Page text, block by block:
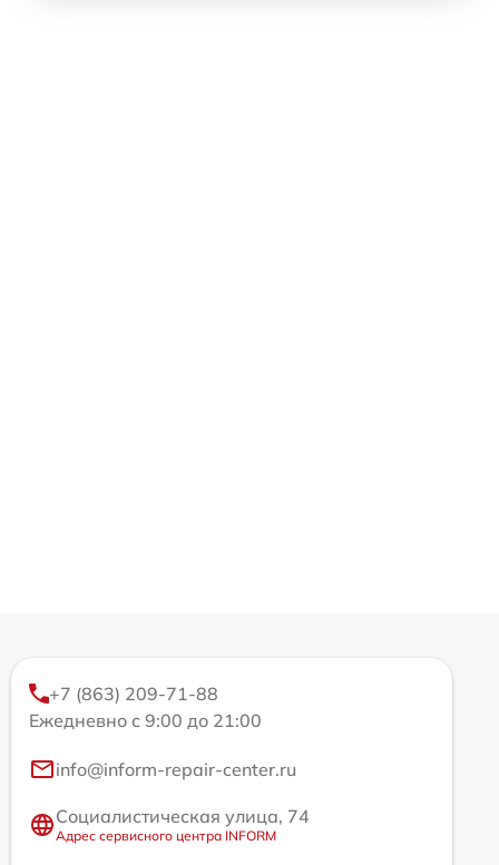
+7 (863) 209-71-88
Ежедневно с 9:00 до 21:00
info@inform-repair-center.ru
Социалистическая улица, 74
Адрес сервисного центра INFORM